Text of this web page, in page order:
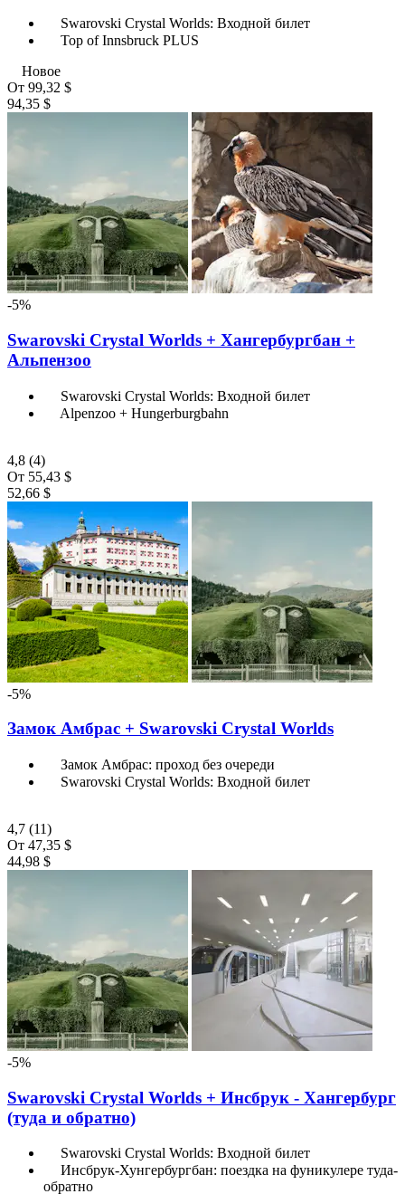
Swarovski Crystal Worlds: Входной билет
Top of Innsbruck PLUS
Новое
От 99,32 $
94,35 $
-5%
Swarovski Crystal Worlds + Хангербургбан +
Альпензоо
Swarovski Crystal Worlds: Входной билет
Alpenzoo + Hungerburgbahn
4,8 (4)
От 55,43 $
52,66 $
-5%
Замок Амбрас + Swarovski Crystal Worlds
Замок Амбрас: проход без очереди
Swarovski Crystal Worlds: Входной билет
4,7 (11)
От 47,35 $
44,98 $
-5%
Swarovski Crystal Worlds + Инсбрук - Хангербург
(туда и обратно)
Swarovski Crystal Worlds: Входной билет
Инсбрук-Хунгербургбан: поездка на фуникулере туда-
обратно